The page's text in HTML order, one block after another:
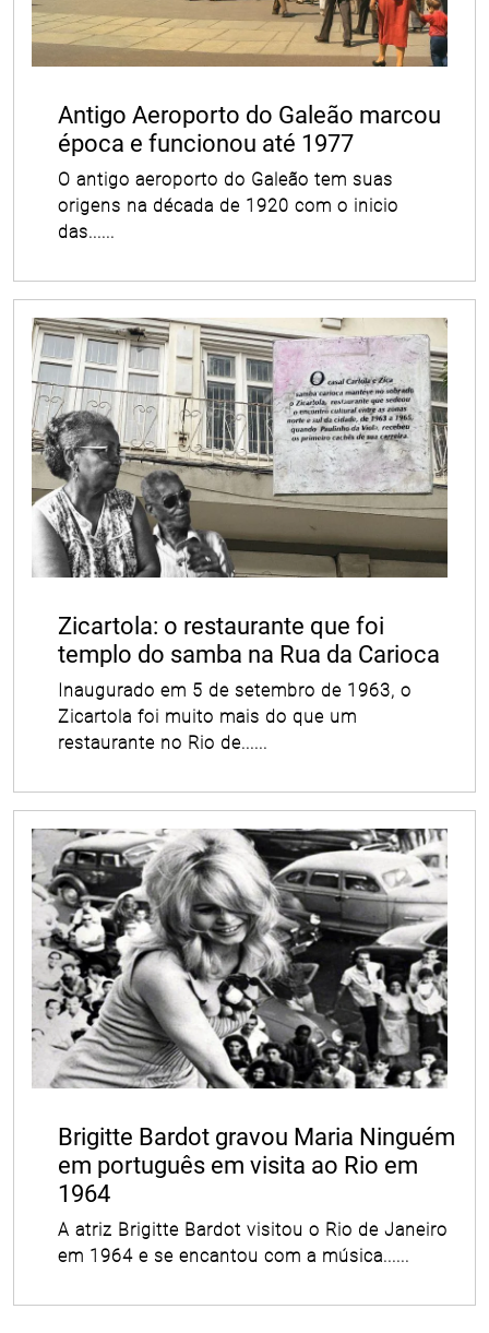
Antigo Aeroporto do Galeão marcou
época e funcionou até 1977
O antigo aeroporto do Galeão tem suas
origens na década de 1920 com o inicio
das......
Zicartola: o restaurante que foi
templo do samba na Rua da Carioca
Inaugurado em 5 de setembro de 1963, o
Zicartola foi muito mais do que um
restaurante no Rio de......
Brigitte Bardot gravou Maria Ninguém
em português em visita ao Rio em
1964
A atriz Brigitte Bardot visitou o Rio de Janeiro
em 1964 e se encantou com a música......